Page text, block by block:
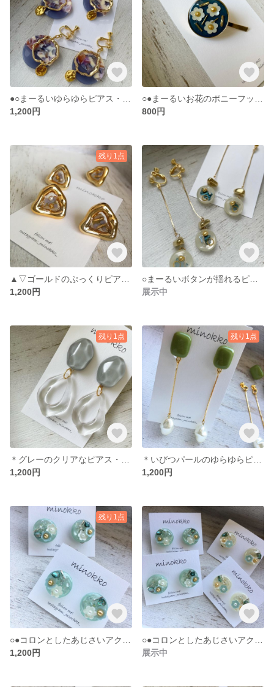
1,200円
800円
残り1点
1,200円
展示中
残り1点
1,200円
残り1点
1,200円
残り1点
1,200円
展示中